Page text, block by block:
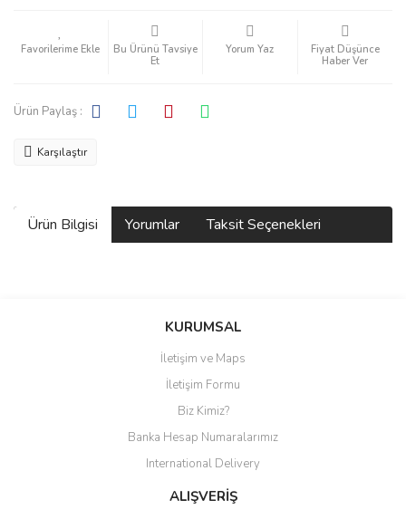
Bu Ürünü Tavsiye
Et
Yorum Yaz
Fiyat Düşünce
Haber Ver
Ürün Paylaş :
Karşılaştır
Ürün Bilgisi Yorumlar Taksit Seçenekleri
Bu ürüne ilk yorumu siz yapın!
Yorum Yaz
KURUMSAL
İletişim ve Maps
İletişim Formu
Biz Kimiz?
Banka Hesap Numaralarımız
International Delivery
ALIŞVERİŞ